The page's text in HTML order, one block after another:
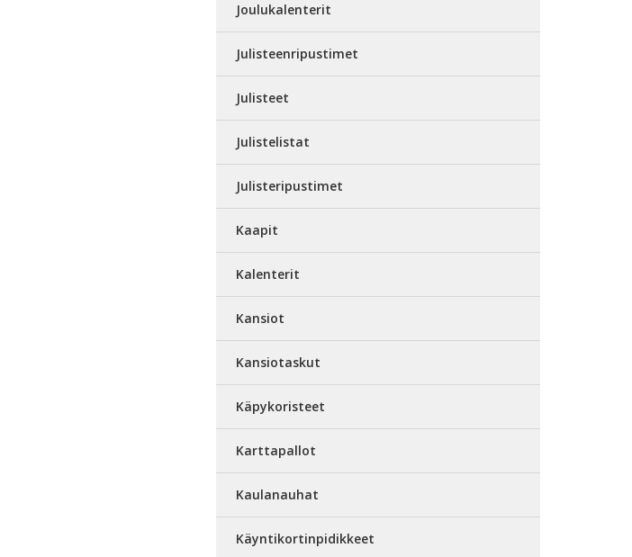
Joulukalenterit
Julisteenripustimet
Julisteet
Julistelistat
Julisteripustimet
Kaapit
Kalenterit
Kansiot
Kansiotaskut
Käpykoristeet
Karttapallot
Kaulanauhat
Käyntikortinpidikkeet